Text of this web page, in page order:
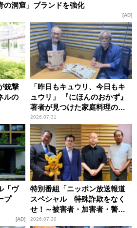
洞窟」ブランドを強化
AD
銃撃
ルの
「昨日もキュウリ、今日もキ
ュウリ」 『にほんのおかず』
著者が見つけた家庭料理の知
恵
2026.07.31
「ヴ
プ
AD
特別番組「ニッポン放送報道
スペシャル 特殊詐欺をなく
せ！～被害者・加害者・警視
庁が語るトクリュウの実態
2026.07.30